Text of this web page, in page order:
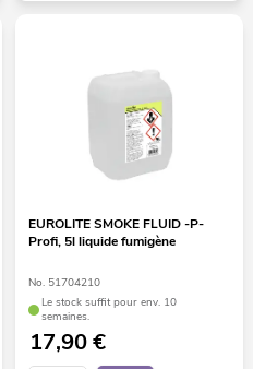
EUROLITE SMOKE FLUID -P-
Profi, 5l liquide fumigène
No. 51704210
Le stock suffit pour env. 10
semaines.
17,90€